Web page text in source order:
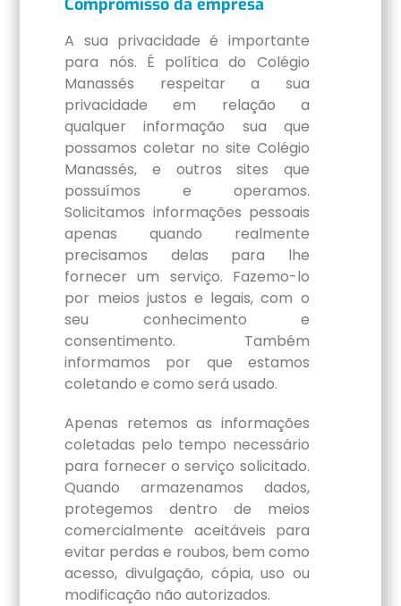
Compromisso da empresa
A sua privacidade é importante
para nós. É política do Colégio
Manassés respeitar a sua
privacidade em relação a
qualquer informação sua que
possamos coletar no site Colégio
Manassés, e outros sites que
possuímos e operamos.
Solicitamos informações pessoais
apenas quando realmente
precisamos delas para lhe
fornecer um serviço. Fazemo-lo
por meios justos e legais, com o
seu conhecimento e
consentimento. Também
informamos por que estamos
coletando e como será usado.
Apenas retemos as informações
coletadas pelo tempo necessário
para fornecer o serviço solicitado.
Quando armazenamos dados,
protegemos dentro de meios
comercialmente aceitáveis para
evitar perdas e roubos, bem como
acesso, divulgação, cópia, uso ou
modificação não autorizados.